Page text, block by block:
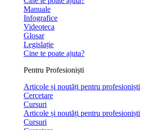
Manuale
Infografice
Videoteca
Glosar
Legislație
Cine te poate ajuta?
Pentru Profesioniști
Articole și noutăți pentru profesioniști
Cercetare
Cursuri
Articole și noutăți pentru profesioniști
Cursuri